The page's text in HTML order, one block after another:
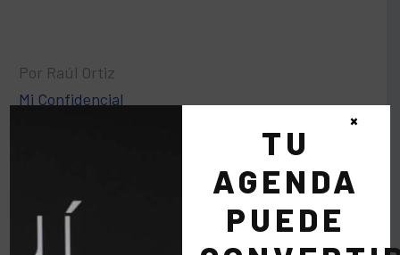
Por Raúl Ortiz
Mi Confidencial
Fundación
Irene Villa
TU
AGENDA
PUEDE
×